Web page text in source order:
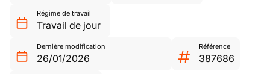
Régime de travail
Travail de jour
Dernière modification
26/01/2026
Référence
387686